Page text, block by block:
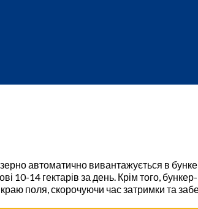
автоматично вивантажується в
10-14 гектарів за день. Крім того,
поля, скорочуючи час затримки та